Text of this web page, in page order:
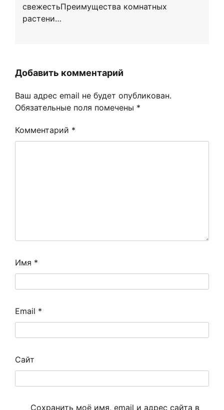
свежестьПреимущества комнатных
растени…
Добавить комментарий
Ваш адрес email не будет опубликован.
Обязательные поля помечены *
Комментарий *
Имя *
Email *
Сайт
Сохранить моё имя, email и адрес сайта в